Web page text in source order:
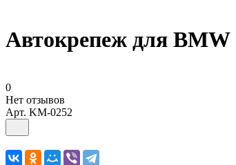
Автокрепеж для BMW
0
Нет отзывов
Арт. KM-0252